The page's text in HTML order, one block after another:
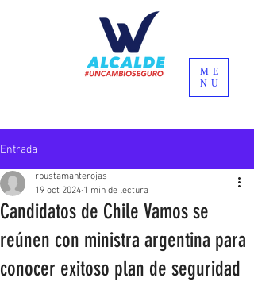
ME
NU
Entrada
Candidatos de Chile Vamos se
reúnen con ministra argentina para
conocer exitoso plan de seguridad
rbustamanterojas
19 oct 2024 1 min de lectura